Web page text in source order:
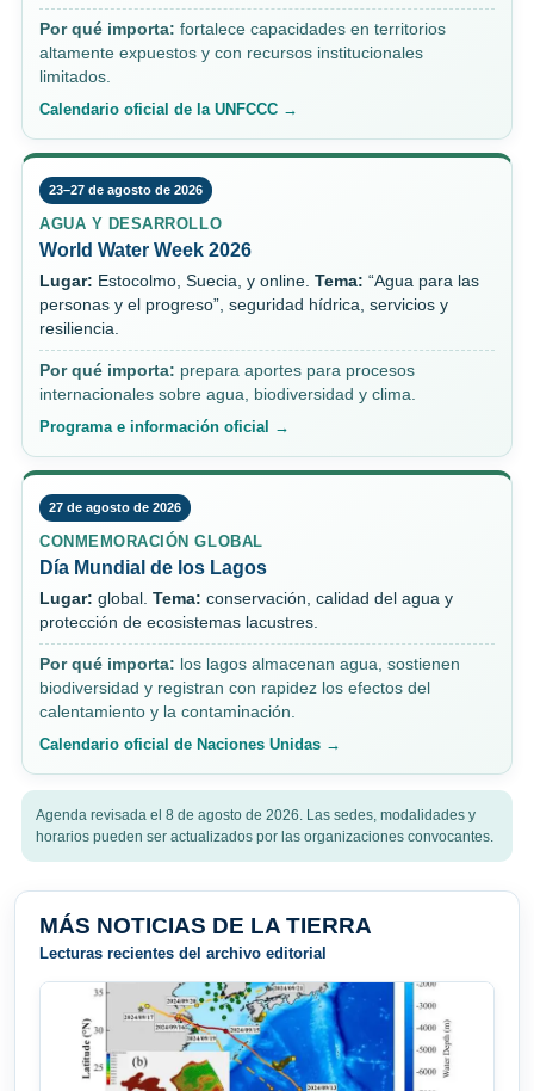
Por qué importa: fortalece capacidades en territorios
altamente expuestos y con recursos institucionales
limitados.
Calendario oficial de la UNFCCC →
23–27 de agosto de 2026
AGUA Y DESARROLLO
World Water Week 2026
Lugar: Estocolmo, Suecia, y online. Tema: “Agua para las
personas y el progreso”, seguridad hídrica, servicios y
resiliencia.
Por qué importa: prepara aportes para procesos
internacionales sobre agua, biodiversidad y clima.
Programa e información oficial →
27 de agosto de 2026
CONMEMORACIÓN GLOBAL
Día Mundial de los Lagos
Lugar: global. Tema: conservación, calidad del agua y
protección de ecosistemas lacustres.
Por qué importa: los lagos almacenan agua, sostienen
biodiversidad y registran con rapidez los efectos del
calentamiento y la contaminación.
Calendario oficial de Naciones Unidas →
Agenda revisada el 8 de agosto de 2026. Las sedes, modalidades y
horarios pueden ser actualizados por las organizaciones convocantes.
MÁS NOTICIAS DE LA TIERRA
Lecturas recientes del archivo editorial